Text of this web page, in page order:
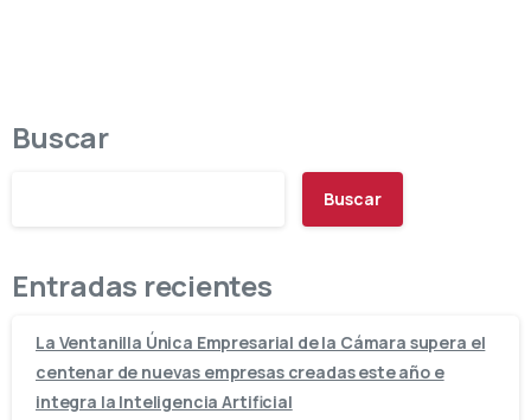
Buscar
Buscar
Entradas recientes
La Ventanilla Única Empresarial de la Cámara supera el
centenar de nuevas empresas creadas este año e
integra la Inteligencia Artificial